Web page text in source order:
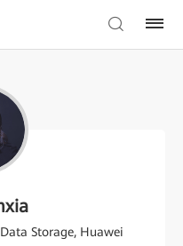
Storage, Huawei